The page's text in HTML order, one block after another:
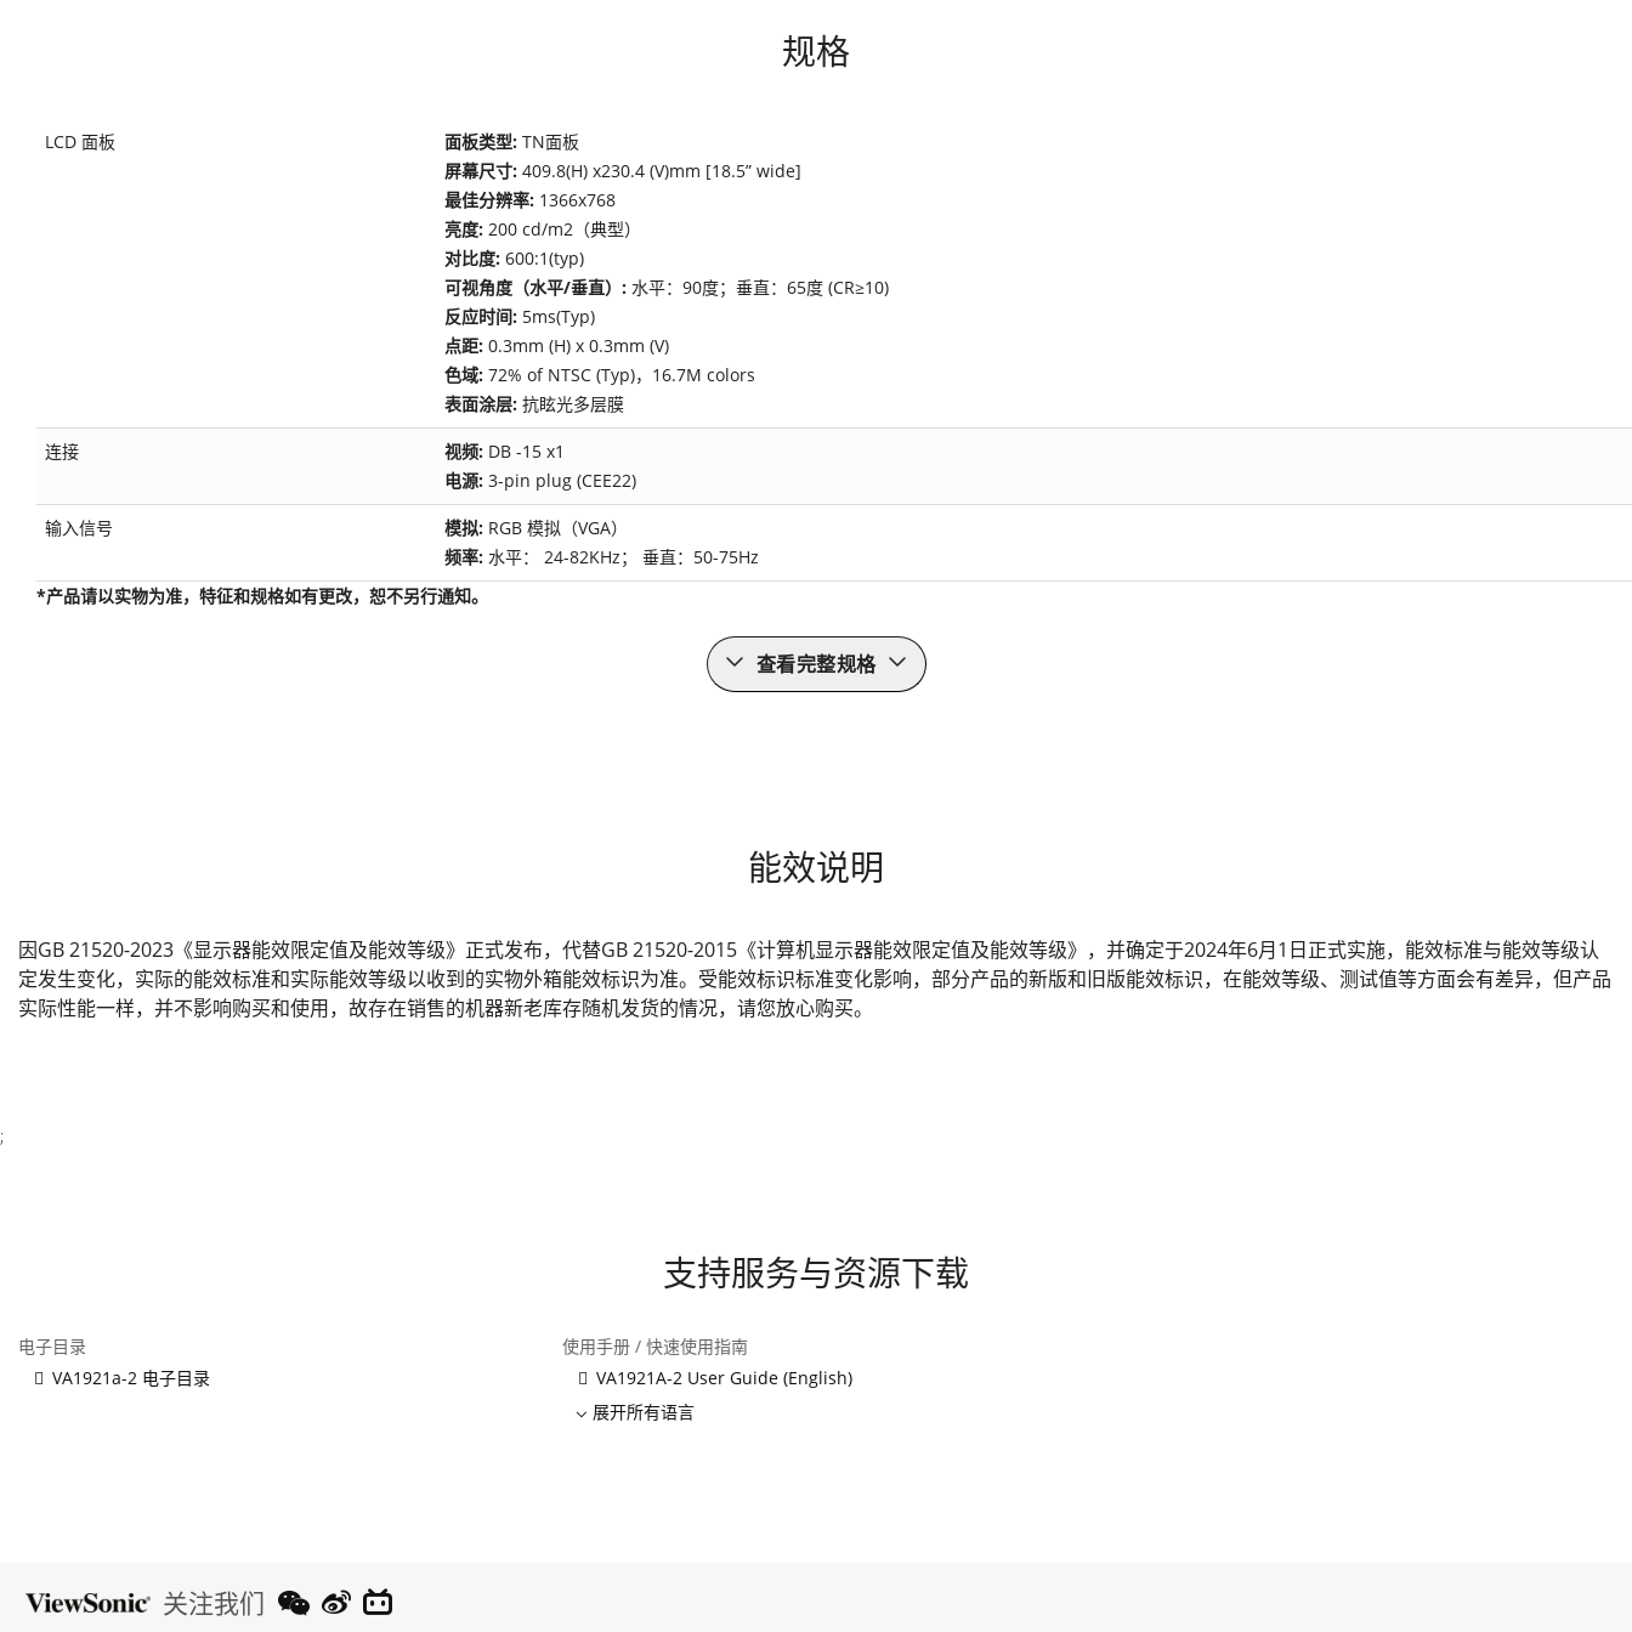
规格
LCD 面板 面板类型: TN面板
屏幕尺寸: 409.8(H) x230.4 (V)mm [18.5” wide]
最佳分辨率: 1366x768
亮度: 200 cd/m2（典型）
对比度: 600:1(typ)
可视角度（水平/垂直）: 水平：90度；垂直：65度 (CR≥10)
反应时间: 5ms(Typ)
点距: 0.3mm (H) x 0.3mm (V)
色域: 72% of NTSC (Typ)，16.7M colors
表面涂层: 抗眩光多层膜
连接 视频: DB -15 x1
电源: 3-pin plug (CEE22)
输入信号 模拟: RGB 模拟（VGA）
频率: 水平： 24-82KHz； 垂直：50-75Hz
*产品请以实物为准，特征和规格如有更改，恕不另行通知。
查看完整规格
能效说明
因GB 21520-2023《显示器能效限定值及能效等级》正式发布，代替GB 21520-2015《计算机显示器能效限定值及能效等级》，并确定于2024年6月1日正式实施，能效标准与能效等级认
定发生变化，实际的能效标准和实际能效等级以收到的实物外箱能效标识为准。受能效标识标准变化影响，部分产品的新版和旧版能效标识，在能效等级、测试值等方面会有差异，但产品
实际性能一样，并不影响购买和使用，故存在销售的机器新老库存随机发货的情况，请您放心购买。
;
支持服务与资源下载
电子目录
VA1921a-2 电子目录
使用手册 / 快速使用指南
VA1921A-2 User Guide (English)
展开所有语言
关注我们